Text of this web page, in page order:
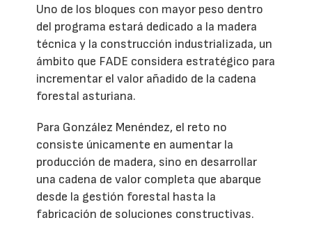
Uno de los bloques con mayor peso dentro
del programa estará dedicado a la madera
técnica y la construcción industrializada, un
ámbito que FADE considera estratégico para
incrementar el valor añadido de la cadena
forestal asturiana.
Para González Menéndez, el reto no
consiste únicamente en aumentar la
producción de madera, sino en desarrollar
una cadena de valor completa que abarque
desde la gestión forestal hasta la
fabricación de soluciones constructivas.